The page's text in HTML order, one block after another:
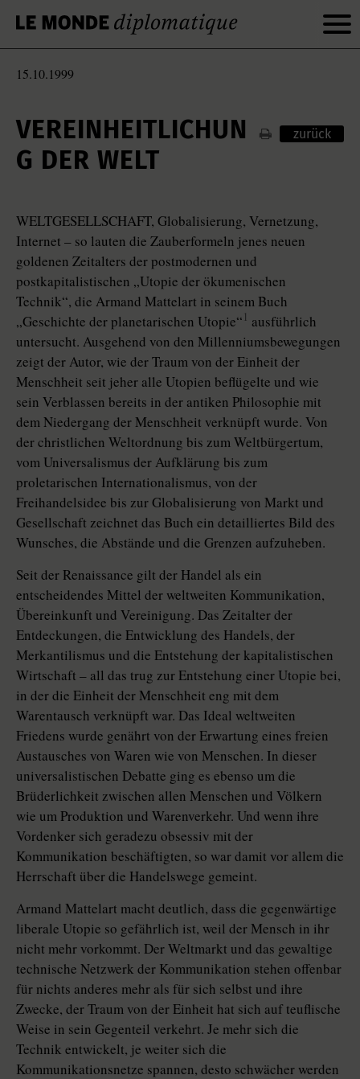
15.10.1999
VEREINHEITLICHUN
G DER WELT
zurück
WELTGESELLSCHAFT, Globalisierung, Vernetzung,
Internet – so lauten die Zauberformeln jenes neuen
goldenen Zeitalters der postmodernen und
postkapitalistischen „Utopie der ökumenischen
Technik“, die Armand Mattelart in seinem Buch
„Geschichte der planetarischen Utopie“ 1 ausführlich
untersucht. Ausgehend von den Millenniumsbewegungen
zeigt der Autor, wie der Traum von der Einheit der
Menschheit seit jeher alle Utopien beflügelte und wie
sein Verblassen bereits in der antiken Philosophie mit
dem Niedergang der Menschheit verknüpft wurde. Von
der christlichen Weltordnung bis zum Weltbürgertum,
vom Universalismus der Aufklärung bis zum
proletarischen Internationalismus, von der
Freihandelsidee bis zur Globalisierung von Markt und
Gesellschaft zeichnet das Buch ein detailliertes Bild des
Wunsches, die Abstände und die Grenzen aufzuheben.
Seit der Renaissance gilt der Handel als ein
entscheidendes Mittel der weltweiten Kommunikation,
Übereinkunft und Vereinigung. Das Zeitalter der
Entdeckungen, die Entwicklung des Handels, der
Merkantilismus und die Entstehung der kapitalistischen
Wirtschaft – all das trug zur Entstehung einer Utopie bei,
in der die Einheit der Menschheit eng mit dem
Warentausch verknüpft war. Das Ideal weltweiten
Friedens wurde genährt von der Erwartung eines freien
Austausches von Waren wie von Menschen. In dieser
universalistischen Debatte ging es ebenso um die
Brüderlichkeit zwischen allen Menschen und Völkern
wie um Produktion und Warenverkehr. Und wenn ihre
Vordenker sich geradezu obsessiv mit der
Kommunikation beschäftigten, so war damit vor allem die
Herrschaft über die Handelswege gemeint.
Armand Mattelart macht deutlich, dass die gegenwärtige
liberale Utopie so gefährlich ist, weil der Mensch in ihr
nicht mehr vorkommt. Der Weltmarkt und das gewaltige
technische Netzwerk der Kommunikation stehen offenbar
für nichts anderes mehr als für sich selbst und ihre
Zwecke, der Traum von der Einheit hat sich auf teuflische
Weise in sein Gegenteil verkehrt. Je mehr sich die
Technik entwickelt, je weiter sich die
Kommunikationsnetze spannen, desto schwächer werden